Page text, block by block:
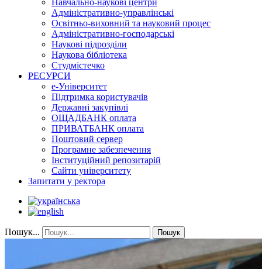
Адміністративно-управлінські
Освітньо-виховний та науковий процес
Адміністративно-господарські
Наукові підрозділи
Наукова бібліотека
Студмістечко
РЕСУРСИ
е-Університет
Підтримка користувачів
Державні закупівлі
ОЩАДБАНК оплата
ПРИВАТБАНК оплата
Поштовий сервер
Програмне забезпечення
Інституційний репозитарій
Сайти університету
Запитати у ректора
Пошук... Пошук